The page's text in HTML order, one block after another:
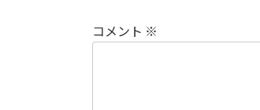
コメント ※